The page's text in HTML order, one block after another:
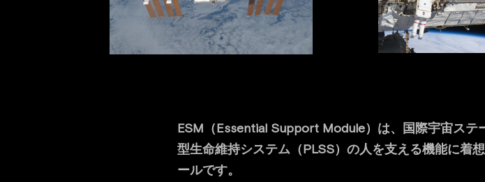
ESM（Essential Support Module）は、国際宇宙ス
型生命維持システム（PLSS）の人を支える機能に着
ールです。